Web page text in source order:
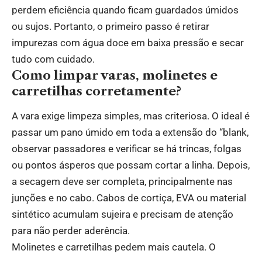
perdem eficiência quando ficam guardados úmidos
ou sujos. Portanto, o primeiro passo é retirar
impurezas com água doce em baixa pressão e secar
tudo com cuidado.
Como limpar varas, molinetes e
carretilhas corretamente?
A vara exige limpeza simples, mas criteriosa. O ideal é
passar um pano úmido em toda a extensão do “blank,
observar passadores e verificar se há trincas, folgas
ou pontos ásperos que possam cortar a linha. Depois,
a secagem deve ser completa, principalmente nas
junções e no cabo. Cabos de cortiça, EVA ou material
sintético acumulam sujeira e precisam de atenção
para não perder aderência.
Molinetes e carretilhas pedem mais cautela. O